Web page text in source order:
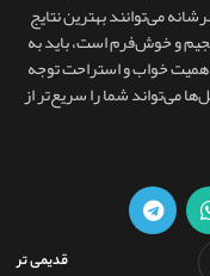
می‌توانند بهترین نتایج
و خوش‌فرم است، باید به
خواب و استراحت توجه
می‌تواند شما را سریع‌تر از
قدیمی تر